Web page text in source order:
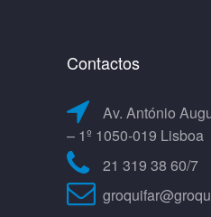
Contactos
Av. António
– 1º 1050-019 Lisboa
21 319 38 60/7